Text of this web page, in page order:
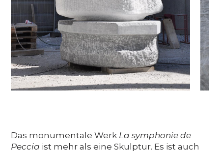
Das monumentale Werk La symphonie de
Peccia ist mehr als eine Skulptur. Es ist auch